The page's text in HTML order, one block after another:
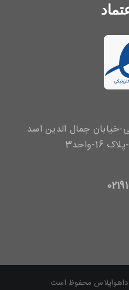
خیابان جمال الدین اسد
واحد3
داهواپلاس محفوظ است.